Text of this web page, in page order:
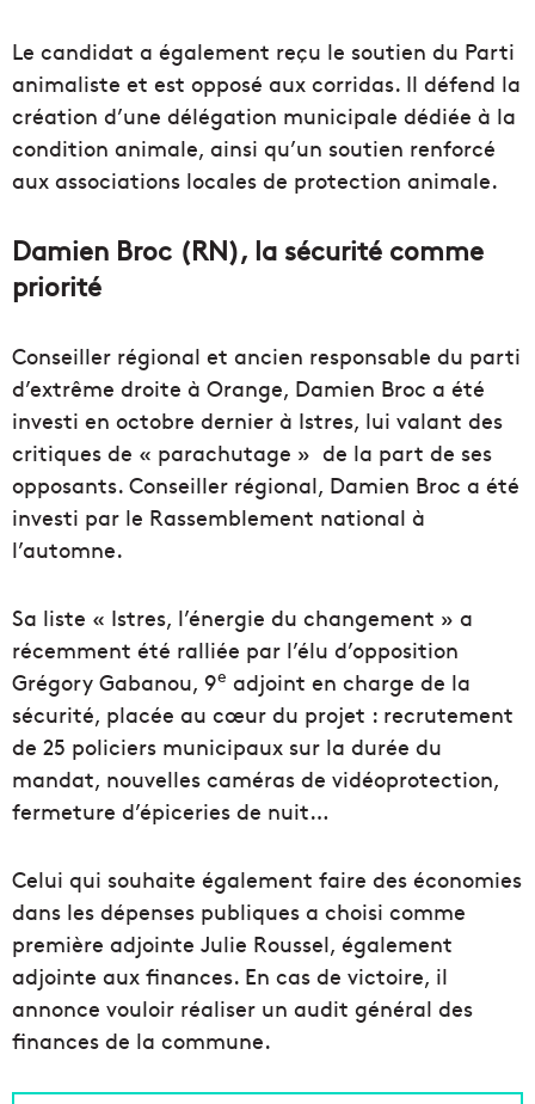
Le candidat a également reçu le soutien du Parti
animaliste et est opposé aux corridas. Il défend la
création d’une délégation municipale dédiée à la
condition animale, ainsi qu’un soutien renforcé
aux associations locales de protection animale.
Damien Broc (RN), la sécurité comme
priorité
Conseiller régional et ancien responsable du parti
d’extrême droite à Orange, Damien Broc a été
investi en octobre dernier à Istres, lui valant des
critiques de « parachutage » de la part de ses
opposants. Conseiller régional, Damien Broc a été
investi par le Rassemblement national à
l’automne.
Sa liste « Istres, l’énergie du changement » a
récemment été ralliée par l’élu d’opposition
Grégory Gabanou, 9e adjoint en charge de la
sécurité, placée au cœur du projet : recrutement
de 25 policiers municipaux sur la durée du
mandat, nouvelles caméras de vidéoprotection,
fermeture d’épiceries de nuit…
Celui qui souhaite également faire des économies
dans les dépenses publiques a choisi comme
première adjointe Julie Roussel, également
adjointe aux finances. En cas de victoire, il
annonce vouloir réaliser un audit général des
finances de la commune.